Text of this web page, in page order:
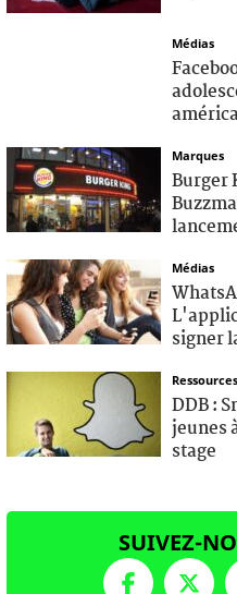
Médias
Marques
Burger
Médias
signer
DDB :
jeunes
stage
SUIVEZ-